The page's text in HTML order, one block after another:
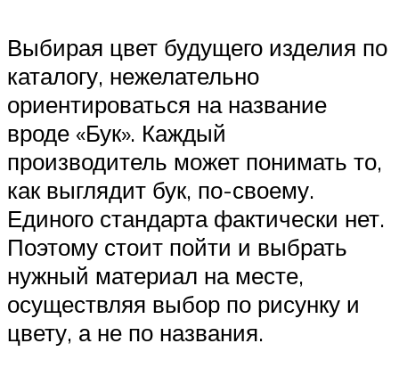
Выбирая цвет будущего изделия по
каталогу, нежелательно
ориентироваться на название
вроде «Бук». Каждый
производитель может понимать то,
как выглядит бук, по-своему.
Единого стандарта фактически нет.
Поэтому стоит пойти и выбрать
нужный материал на месте,
осуществляя выбор по рисунку и
цвету, а не по названия.